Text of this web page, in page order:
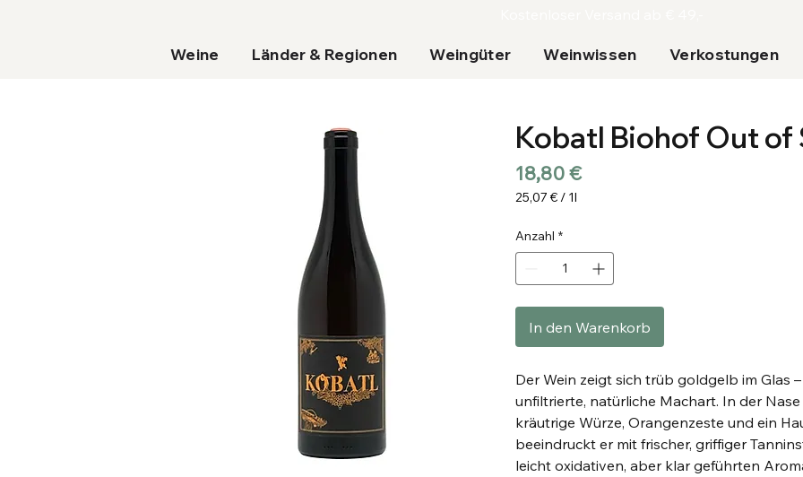
Weine Länder & Regionen Weingüter Weinwissen Verkostungen
Kobatl Biohof Out of
18,80 €Preis
25,07 € / 1l
pro
1
Anzahl *
In den Warenkorb
Der Wein zeigt sich trüb goldgelb im Glas
unfiltrierte, natürliche Machart. In der
kräutrige Würze, Orangenzeste und ein
beeindruckt er mit frischer, griffiger
leicht oxidativen, aber klar geführten